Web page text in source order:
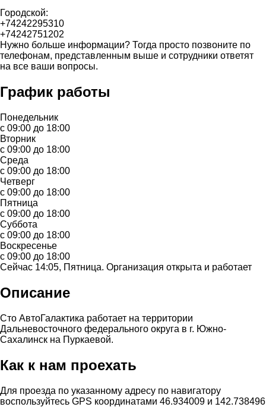
Городской:
+74242295310
+74242751202
Нужно больше информации? Тогда просто позвоните по
телефонам, представленным выше и сотрудники ответят
на все ваши вопросы.
График работы
Понедельник
с 09:00 до 18:00
Вторник
с 09:00 до 18:00
Среда
с 09:00 до 18:00
Четверг
с 09:00 до 18:00
Пятница
с 09:00 до 18:00
Суббота
с 09:00 до 18:00
Воскресенье
с 09:00 до 18:00
Сейчас 14:05, Пятница. Организация открыта и работает
Описание
Сто АвтоГалактика работает на территории
Дальневосточного федерального округа в г. Южно-
Сахалинск на Пуркаевой.
Как к нам проехать
Для проезда по указанному адресу по навигатору
воспользуйтесь GPS координатами 46.934009 и 142.738496